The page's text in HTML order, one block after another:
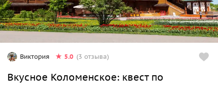
Виктория 5.0 (3 отзыва)
Вкусное Коломенское: квест по